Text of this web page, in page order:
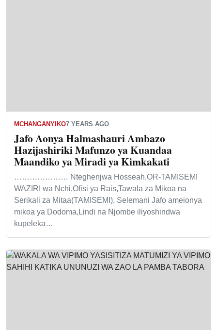
MCHANGANYIKO7 YEARS AGO
Jafo Aonya Halmashauri Ambazo
Hazijashiriki Mafunzo ya Kuandaa
Maandiko ya Miradi ya Kimkakati
………………… Nteghenjwa Hosseah,OR-TAMISEMI
WAZIRI wa Nchi,Ofisi ya Rais,Tawala za Mikoa na
Serikali za Mitaa(TAMISEMI), Selemani Jafo ameionya
mikoa ya Dodoma,Lindi na Njombe iliyoshindwa
kupeleka…